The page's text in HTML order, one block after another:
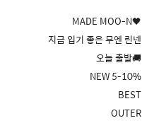
MADE MOO-N🖤
지금 입기 좋은 무엔 린넨
오늘 출발🚚
NEW 5-10%
BEST
OUTER